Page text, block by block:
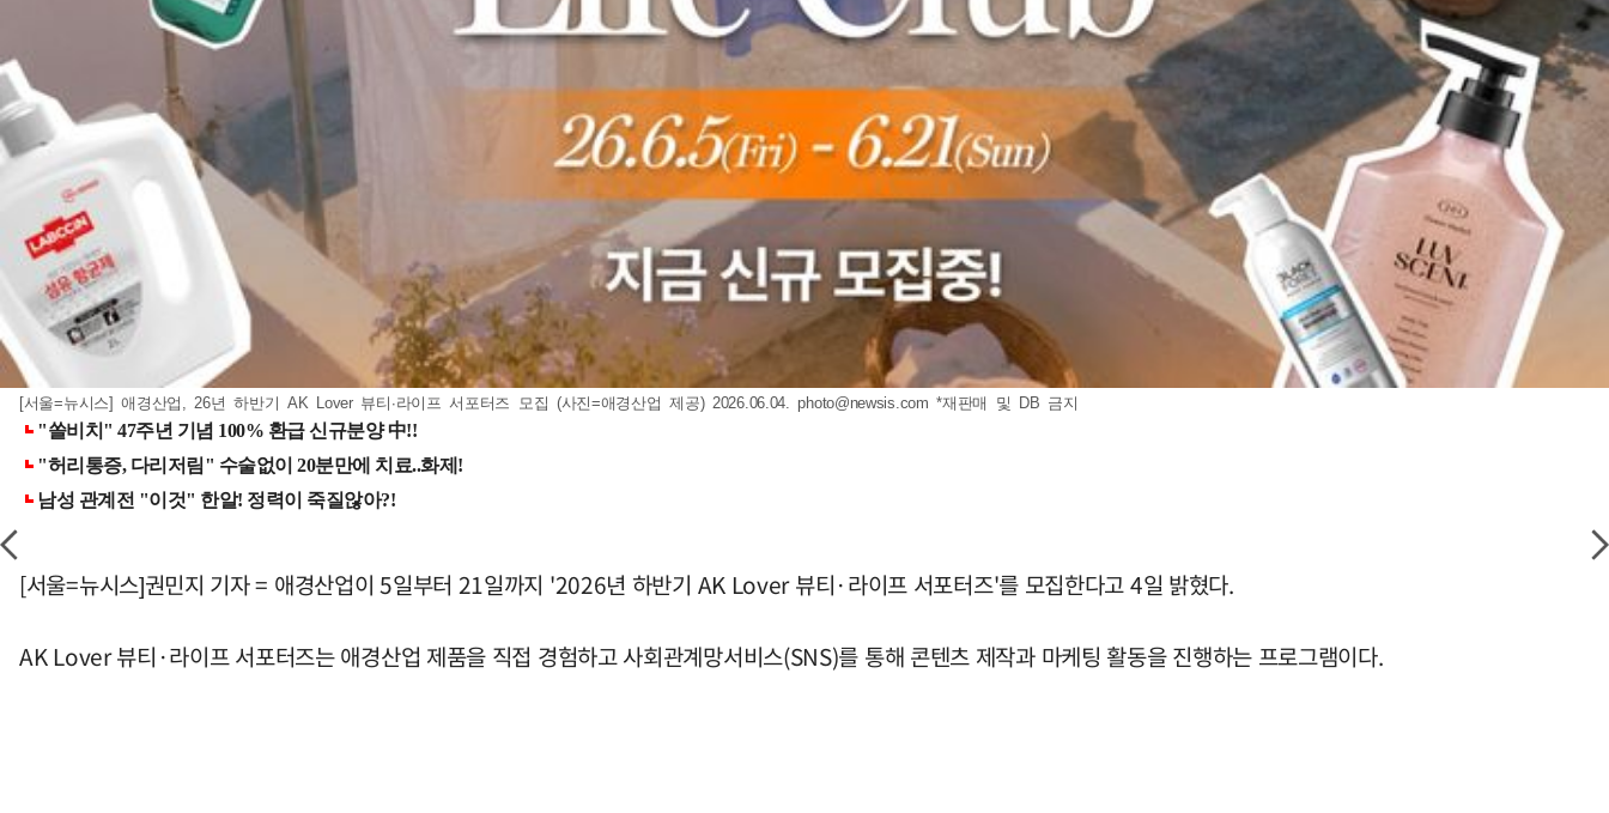
[서울=뉴시스] 애경산업, 26년 하반기 AK Lover 뷰티∙라이프 서포터즈 모집 (사진=애경산업 제공) 2026.06.04.photo@newsis.com *재판매 및 DB 금지
[서울=뉴시스]권민지 기자 = 애경산업이 5일부터 21일까지 '2026년 하반기 AK Lover 뷰티·라이프 서포터즈'를 모집한다고 4일 밝혔다.
AK Lover 뷰티·라이프 서포터즈는 애경산업 제품을 직접 경험하고 사회관계망서비스(SNS)를 통해 콘텐츠 제작과 마케팅 활동을 진행하는 프로그램이다.